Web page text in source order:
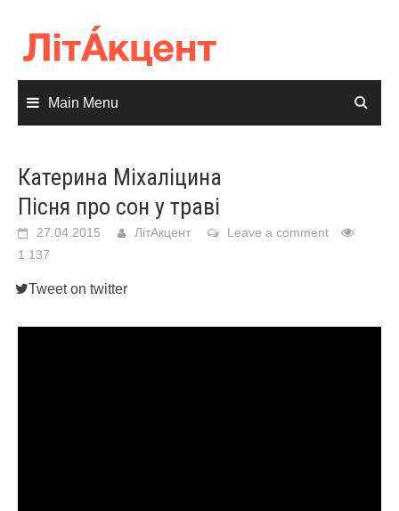
content
Main Menu
Катерина Міхаліцина
Пісня про сон у траві
27.04.2015 ЛітАкцент
Leave a comment
1 137
Tweet on twitter